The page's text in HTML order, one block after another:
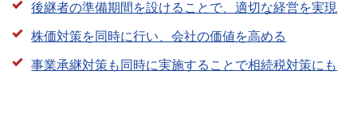
後継者の準備期間を設けることで、適切な経営を実現
株価対策を同時に行い、会社の価値を高める
事業承継対策も同時に実施することで相続税対策にも